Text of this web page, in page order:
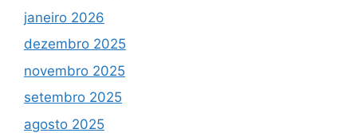
janeiro 2026
dezembro 2025
novembro 2025
setembro 2025
agosto 2025